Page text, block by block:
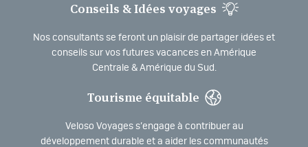
Conseils & Idées voyages
Nos consultants se feront un plaisir de partager idées et
conseils sur vos futures vacances en Amérique
Centrale & Amérique du Sud.
Tourisme équitable
Veloso Voyages s’engage à contribuer au
développement durable et a aider les communautés